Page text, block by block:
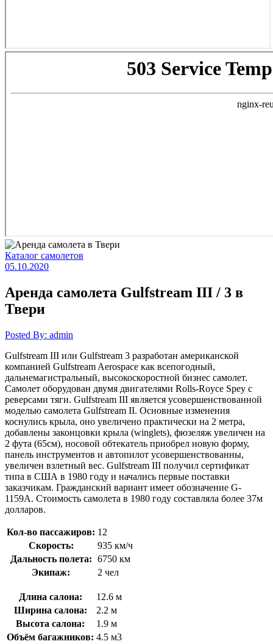
Каталог самолетов
05.10.2020
Аренда самолета Gulfstream III / 3 в
Твери
Posted By: admin
Gulfstream III или Gulfstream 3 разработан американской
компанией Gulfstream Aerospace как всепогодный,
дальнемагистральный, высокоскоростной бизнес самолет.
Самолет оборудован двумя двигателями Rolls-Royce Spey с
реверсами тяги. Gulfstream III является усовершенствованной
моделью самолета Gulfstream II. Основные изменения
коснулись крыла, оно увеличено практически на 2 метра,
добавлены законцовки крыла (winglets), фюзеляж увеличен на
2 фута (65см), носовой обтекатель приобрел новую форму,
панель инструментов и автопилот усовершенствованны,
увеличен взлетный вес. Gulfstream III получил сертификат
типа в США в 1980 году и начались первые поставки
заказчикам. Гражданский вариант имеет обозначение G-
1159A. Стоимость самолета в 1980 году составляла более 37м
долларов.
Кол-во пассажиров: 12
Скорость:
935 км/ч
Дальность полета: 6750 км
Экипаж:
2 чел
Длина салона:
12.6 м
Ширина салона:
2.2 м
Высота салона:
1.9 м
Oбъём багажников: 4.5 м3